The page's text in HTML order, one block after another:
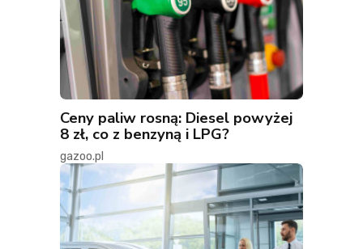
Ceny paliw rosną: Diesel powyżej
8 zł, co z benzyną i LPG?
gazoo.pl